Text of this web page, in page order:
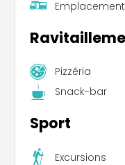
Pizzéria
Snack-bar
Sport
Excursions